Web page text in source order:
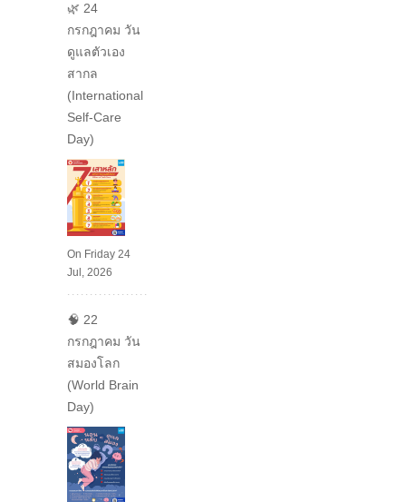
🌿 24
กรกฎาคม วัน
ดูแลตัวเอง
สากล
(International
Self-Care
Day)
On Friday 24
Jul, 2026
🧠 22
กรกฎาคม วัน
สมองโลก
(World Brain
Day)